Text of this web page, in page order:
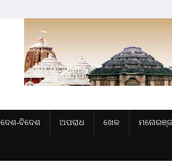
ଦେଶ-ବିଦେଶ ଅପରାଧ ଖେଳ